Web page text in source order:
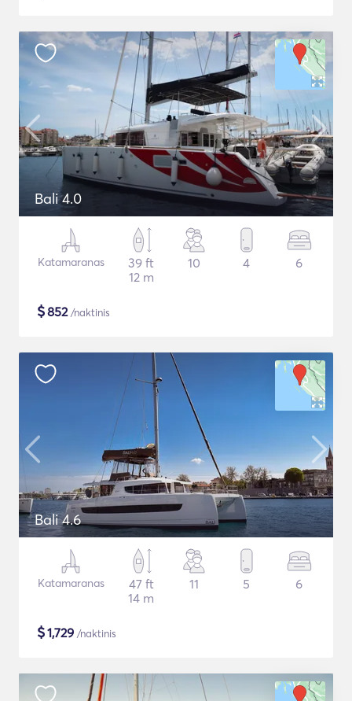
Bali 4.0
Katamaranas
39 ft
12 m
10 4 6
$852/naktinis
Bali 4.6
Katamaranas
47 ft
14 m
11 5 6
$1,729 /naktinis